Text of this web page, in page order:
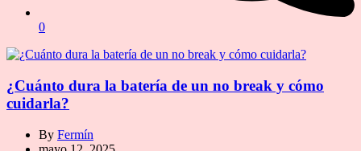
0
¿Cuánto dura la batería de un no break y cómo
cuidarla?
By Fermín